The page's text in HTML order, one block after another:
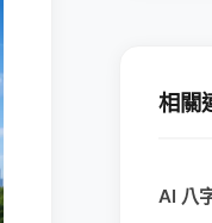
相關
AI 八